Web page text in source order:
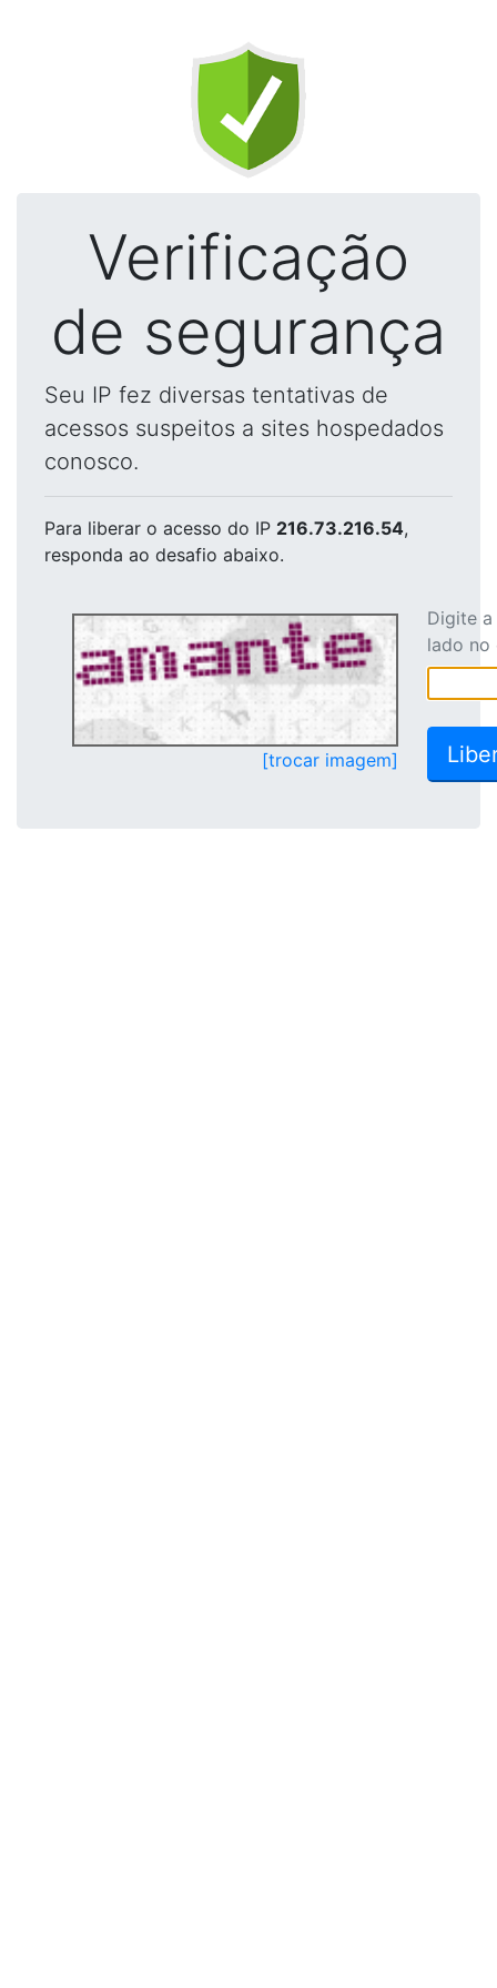
Verificação
de segurança
Seu IP fez diversas tentativas de
acessos suspeitos a sites hospedados
conosco.
Para liberar o acesso do IP 216.73.216.54,
responda ao desafio abaixo.
[trocar imagem]
Digite
lado no